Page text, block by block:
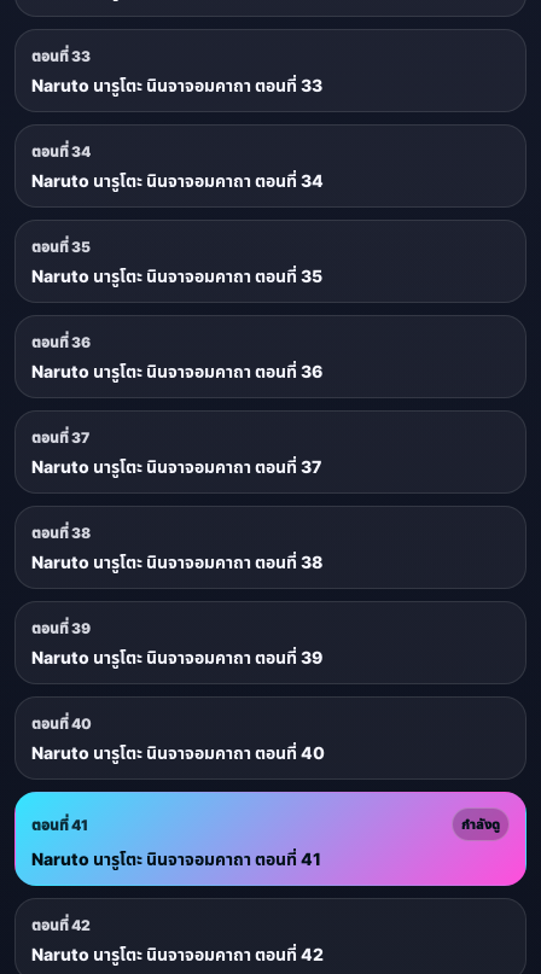
ตอนที่ 33
Naruto นารูโตะ นินจาจอมคาถา ตอนที่ 33
ตอนที่ 34
Naruto นารูโตะ นินจาจอมคาถา ตอนที่ 34
ตอนที่ 35
Naruto นารูโตะ นินจาจอมคาถา ตอนที่ 35
ตอนที่ 36
Naruto นารูโตะ นินจาจอมคาถา ตอนที่ 36
ตอนที่ 37
Naruto นารูโตะ นินจาจอมคาถา ตอนที่ 37
ตอนที่ 38
Naruto นารูโตะ นินจาจอมคาถา ตอนที่ 38
ตอนที่ 39
Naruto นารูโตะ นินจาจอมคาถา ตอนที่ 39
ตอนที่ 40
Naruto นารูโตะ นินจาจอมคาถา ตอนที่ 40
ตอนที่ 41 กำลังดู
Naruto นารูโตะ นินจาจอมคาถา ตอนที่ 41
ตอนที่ 42
Naruto นารูโตะ นินจาจอมคาถา ตอนที่ 42